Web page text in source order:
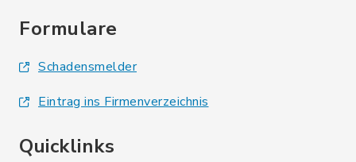
Formulare
Schadensmelder
Eintrag ins Firmenverzeichnis
Quicklinks